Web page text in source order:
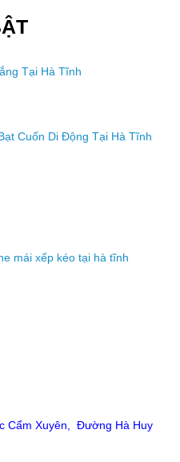
Tại Hà Tĩnh
Cuốn Di Động Tại Hà Tĩnh
mái xếp kéo tại hà tĩnh
Cẩm Xuyên, Đường Hà Huy